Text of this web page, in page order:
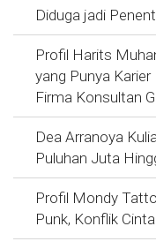
Diduga jadi
Profil Harits
yang Punya
Firma Konsultan
Dea Arranoya
Puluhan Juta
Profil Mondy
Punk, Konflik